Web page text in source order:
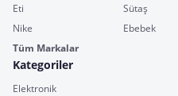
Eti
Sütaş
Nike
Ebebek
Tüm Markalar
Kategoriler
Elektronik